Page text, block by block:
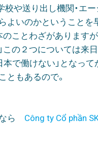
校や送り出し機関・エ
よいのかということを
のことわざがあります
この２つについては来
で働けない」となって
ともあるので。
ら Công ty Cổ phần